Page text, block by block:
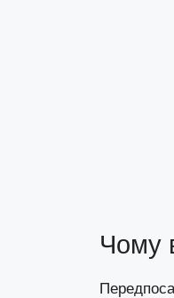
Чому